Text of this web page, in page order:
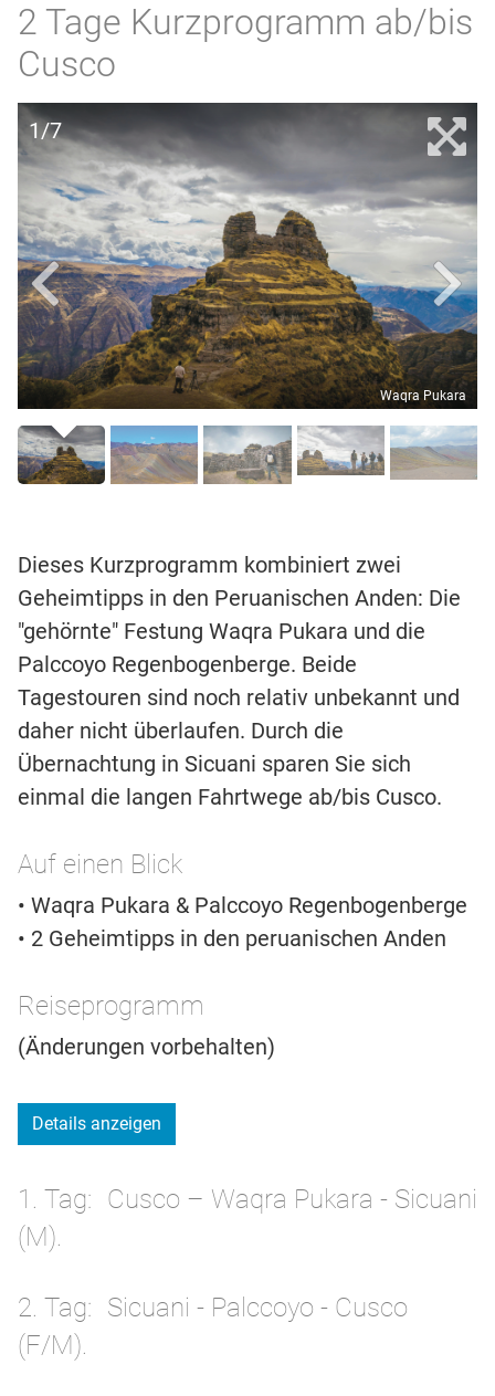
2 Tage Kurzprogramm ab/bis
Cusco
1/7
Waqra Pukara
Dieses Kurzprogramm kombiniert zwei
Geheimtipps in den Peruanischen Anden: Die
"gehörnte" Festung Waqra Pukara und die
Palccoyo Regenbogenberge. Beide
Tagestouren sind noch relativ unbekannt und
daher nicht überlaufen. Durch die
Übernachtung in Sicuani sparen Sie sich
einmal die langen Fahrtwege ab/bis Cusco.
Auf einen Blick
• Waqra Pukara & Palccoyo Regenbogenberge
• 2 Geheimtipps in den peruanischen Anden
Reiseprogramm
(Änderungen vorbehalten)
Details anzeigen
1. Tag
Cusco – Waqra Pukara - Sicuani
(M).
2. Tag
Sicuani - Palccoyo - Cusco
(F/M).